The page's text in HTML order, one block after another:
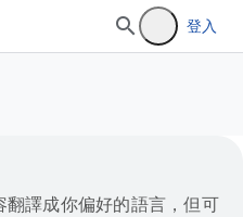
登入
譯成你偏好的語言，但可